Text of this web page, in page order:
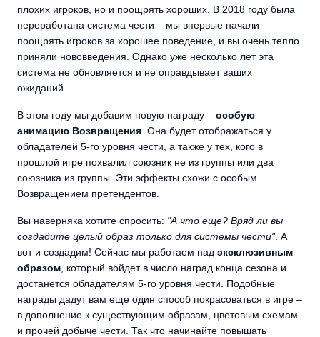
плохих игроков, но и поощрять хороших. В 2018 году была
переработана система чести – мы впервые начали
поощрять игроков за хорошее поведение, и вы очень тепло
приняли нововведения. Однако уже несколько лет эта
система не обновляется и не оправдывает ваших
ожиданий.
В этом году мы добавим новую награду – особую
анимацию Возвращения . Она будет отображаться у
обладателей 5-го уровня чести, а также у тех, кого в
прошлой игре похвалил союзник не из группы или два
союзника из группы. Эти эффекты схожи с особым
Возвращением претендентов
Вы наверняка хотите спросить: "А что еще? Вряд ли вы
создадите целый образ только для системы чести". А
вот и создадим! Сейчас мы работаем над эксклюзивным
образом , который войдет в число наград конца сезона и
достанется обладателям 5-го уровня чести. Подобные
награды дадут вам еще один способ покрасоваться в игре –
в дополнение к существующим образам, цветовым схемам
и прочей добыче чести. Так что начинайте повышать